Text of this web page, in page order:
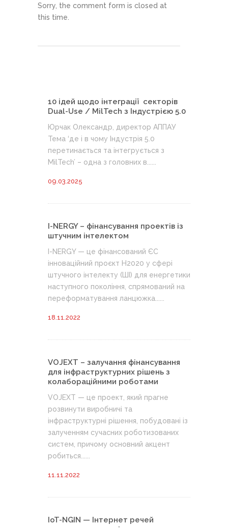
Sorry, the comment form is closed at
this time.
10 ідей щодо інтеграції секторів
Dual-Use / MilTech з Індустрією 5.0
Юрчак Олександр, директор АППАУ
Тема ‘де і в чому Індустрія 5.0
перетинається та інтегрується з
MilTech’ – одна з головних в......
09.03.2025
I-NERGY – фінансування проектів із
штучним інтелектом
I-NERGY — це фінансований ЄС
інноваційний проєкт H2020 у сфері
штучного інтелекту (ШІ) для енергетики
наступного покоління, спрямований на
переформатування ланцюжка......
18.11.2022
VOJEXT – залучання фінансування
для інфраструктурних рішень з
колабораційними роботами
VOJEXT — це проект, який прагне
розвинути виробничі та
інфраструктурні рішення, побудовані із
залученням сучасних роботизованих
систем, причому основний акцент
робиться......
11.11.2022
IoT-NGIN — Інтернет речей